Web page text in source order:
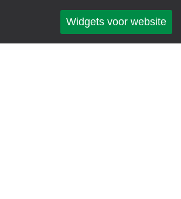
Widgets voor website